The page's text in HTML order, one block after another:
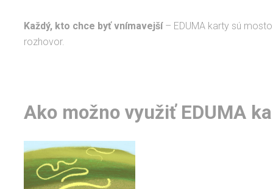
Každý, kto chce byť vnímavejší– EDUMA karty sú
rozhovor.
Ako možno využiť EDUMA